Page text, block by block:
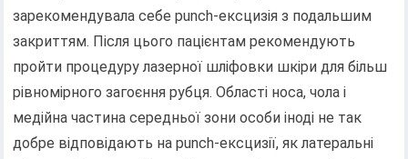
зарекомендувала себе punch-ексцизія з подальшим
закриттям. Після цього пацієнтам рекомендують
пройти процедуру лазерної шліфовки шкіри для більш
рівномірного загоєння рубця. Області носа, чола і
медійна частина середньої зони особи іноді не так
добре відповідають на punch-ексцизії, як латеральні